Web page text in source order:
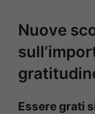
Nuove
Essere grati